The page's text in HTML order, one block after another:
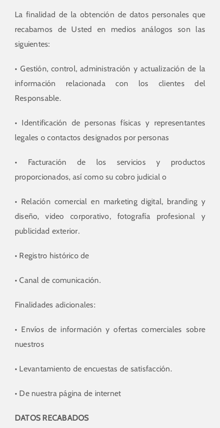
La finalidad de la obtención de datos personales que
recabamos de Usted en medios análogos son las
siguientes:
• Gestión, control, administración y actualización de la
información relacionada con los clientes del
Responsable.
• Identificación de personas físicas y representantes
legales o contactos designados por personas
• Facturación de los servicios y productos
proporcionados, así como su cobro judicial o
• Relación comercial en marketing digital, branding y
diseño, video corporativo, fotografía profesional y
publicidad exterior.
• Registro histórico de
• Canal de comunicación.
Finalidades adicionales:
• Envíos de información y ofertas comerciales sobre
nuestros
• Levantamiento de encuestas de satisfacción.
• De nuestra página de internet
DATOS RECABADOS